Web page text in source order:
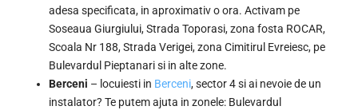
adesa specificata, in aproximativ o ora. Activam pe
Soseaua Giurgiului, Strada Toporasi, zona fosta ROCAR,
Scoala Nr 188, Strada Verigei, zona Cimitirul Evreiesc, pe
Bulevardul Pieptanari si in alte zone.
Berceni – locuiesti in Berceni, sector 4 si ai nevoie de un
instalator? Te putem ajuta in zonele: Bulevardul